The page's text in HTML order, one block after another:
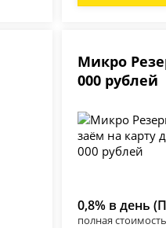
Микро
000 рублей
0,8% в день
полная